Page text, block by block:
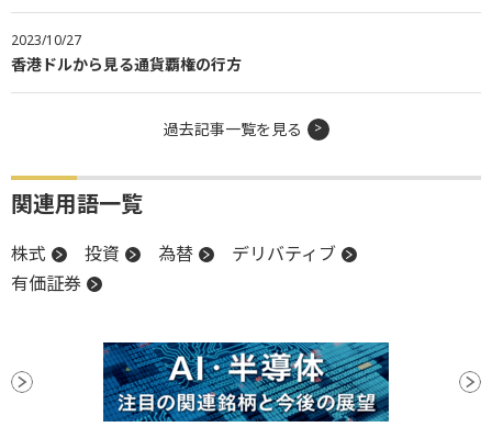
2023/10/27
香港ドルから見る通貨覇権の行方
過去記事一覧を見る
関連用語一覧
株式 投資 為替
デリバティブ
有価証券